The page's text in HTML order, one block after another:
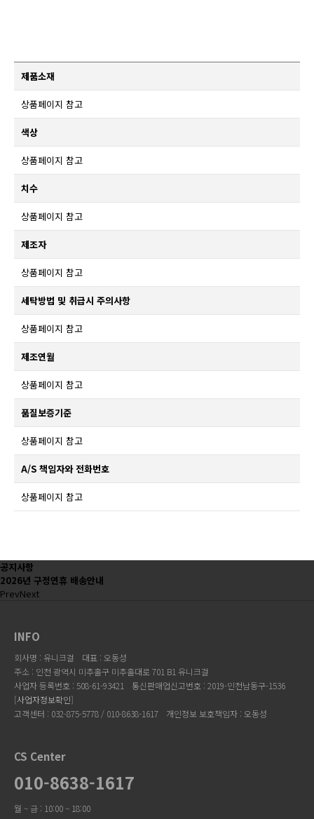
제품소재
상품페이지 참고
색상
상품페이지 참고
치수
상품페이지 참고
제조자
상품페이지 참고
세탁방법 및 취급시 주의사항
상품페이지 참고
제조연월
상품페이지 참고
품질보증기준
상품페이지 참고
A/S 책임자와 전화번호
상품페이지 참고
공지사항
2026년 구정연휴 배송안내
PrevNext
INFO
회사명 : 유니크걸
대표 : 오동성
주소 : 인천 광역시 미추홀구 미추홀대로 701 B1 유니크걸
사업자 등록번호 : 508-61-93421
통신판매업신고번호 : 2019-인천남동구-1536
[사업자정보확인]
고객센터 : 032-875-5778 / 010-8638-1617
개인정보 보호책임자 : 오동성
CS Center
010-8638-1617
월 ~ 금 : 10:00 ~ 18:00